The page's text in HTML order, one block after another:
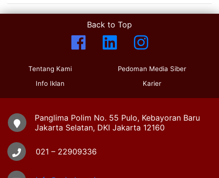
Back to Top
Tentang Kami
Info Iklan
Pedoman Media Siber
Karier
Panglima Polim No. 55 Pulo, Kebayoran Baru
Jakarta Selatan, DKI Jakarta 12160
021 – 22909336